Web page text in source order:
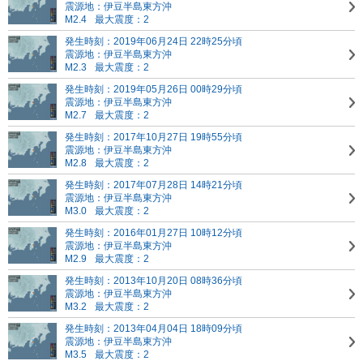
震源地：伊豆半島東方沖
M2.4
最大震度：2
発生時刻：2019年06月24日 22時25分頃
震源地：伊豆半島東方沖
M2.3
最大震度：2
発生時刻：2019年05月26日 00時29分頃
震源地：伊豆半島東方沖
M2.7
最大震度：2
発生時刻：2017年10月27日 19時55分頃
震源地：伊豆半島東方沖
M2.8
最大震度：2
発生時刻：2017年07月28日 14時21分頃
震源地：伊豆半島東方沖
M3.0
最大震度：2
発生時刻：2016年01月27日 10時12分頃
震源地：伊豆半島東方沖
M2.9
最大震度：2
発生時刻：2013年10月20日 08時36分頃
震源地：伊豆半島東方沖
M3.2
最大震度：2
発生時刻：2013年04月04日 18時09分頃
震源地：伊豆半島東方沖
M3.5
最大震度：2